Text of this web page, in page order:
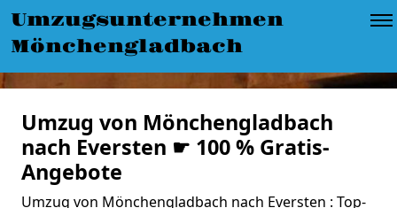
Umzugsunternehmen
Mönchengladbach
Umzug von Mönchengladbach
nach Eversten ☛ 100 % Gratis-
Angebote
Umzug von Mönchengladbach nach Eversten : Top-